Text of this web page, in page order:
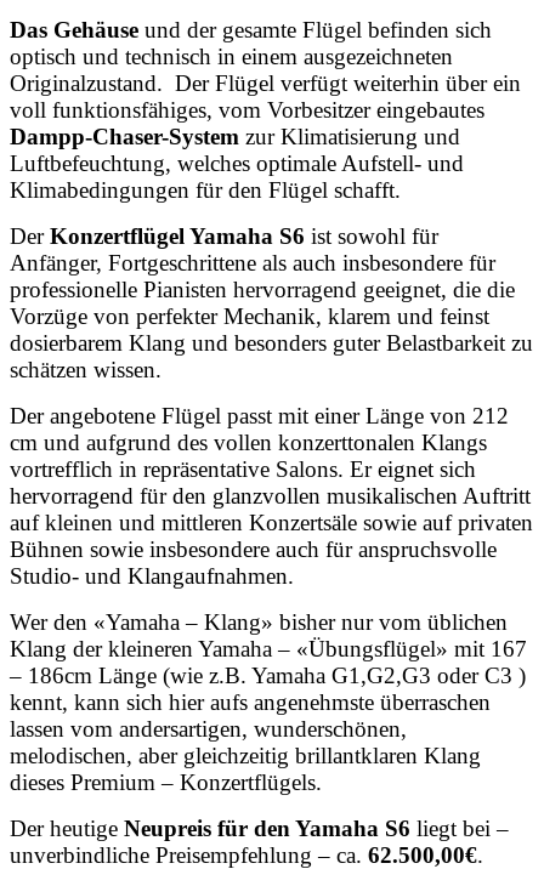
Das Gehäuse und der gesamte Flügel befinden sich
optisch und technisch in einem ausgezeichneten
Originalzustand. Der Flügel verfügt weiterhin über ein
voll funktionsfähiges, vom Vorbesitzer eingebautes
Dampp-Chaser-System zur Klimatisierung und
Luftbefeuchtung, welches optimale Aufstell- und
Klimabedingungen für den Flügel schafft.
DerKonzertflügel Yamaha S6 ist sowohl für
Anfänger, Fortgeschrittene als auch insbesondere für
professionelle Pianisten hervorragend geeignet, die die
Vorzüge von perfekter Mechanik, klarem und feinst
dosierbarem Klang und besonders guter Belastbarkeit zu
schätzen wissen.
Der angebotene Flügel passt mit einer Länge von 212
cm und aufgrund des vollen konzerttonalen Klangs
vortrefflich in repräsentative Salons. Er eignet sich
hervorragend für den glanzvollen musikalischen Auftritt
auf kleinen und mittleren Konzertsäle sowie auf privaten
Bühnen sowie insbesondere auch für anspruchsvolle
Studio- und Klangaufnahmen.
Wer den «Yamaha – Klang» bisher nur vom üblichen
Klang der kleineren Yamaha – «Übungsflügel» mit 167
– 186cm Länge (wie z.B. Yamaha G1,G2,G3 oder C3 )
kennt, kann sich hier aufs angenehmste überraschen
lassen vom andersartigen, wunderschönen,
melodischen, aber gleichzeitig brillantklaren Klang
dieses Premium – Konzertflügels.
Der heutige Neupreis für den Yamaha S6 liegt bei –
unverbindliche Preisempfehlung – ca. 62.500,00€.